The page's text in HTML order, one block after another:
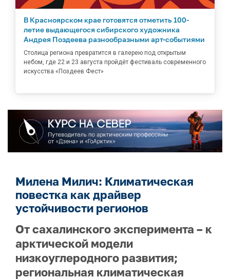
В Красноярском крае готовятся отметить 100-
летие выдающегося сибирского художника
Андрея Поздеева разнообразными арт-событиями
Столица региона превратится в галерею под открытым
небом, где 22 и 23 августа пройдёт фестиваль современного
искусства «Поздеев Фест»
Милена Милич: Климатическая
повестка как драйвер
устойчивости регионов
От сахалинского эксперимента – к
арктической модели
низкоуглеродного развития;
региональная климатическая